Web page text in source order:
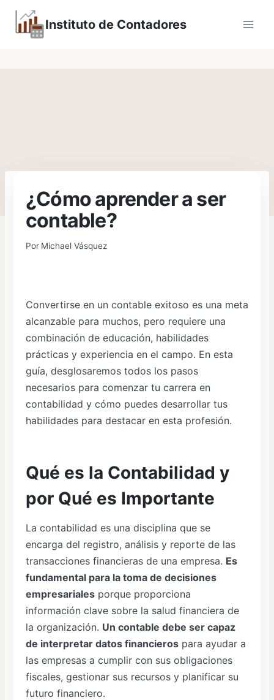
Saltar
contenido
Instituto de Contadores
¿Cómo aprender a ser
contable?
Por Michael Vásquez
Convertirse en un contable exitoso es una meta
alcanzable para muchos, pero requiere una
combinación de educación, habilidades
prácticas y experiencia en el campo. En esta
guía, desglosaremos todos los pasos
necesarios para comenzar tu carrera en
contabilidad y cómo puedes desarrollar tus
habilidades para destacar en esta profesión.
Qué es la Contabilidad y
por Qué es Importante
La contabilidad es una disciplina que se
encarga del registro, análisis y reporte de las
transacciones financieras de una empresa. Es
fundamental para la toma de decisiones
empresariales porque proporciona
información clave sobre la salud financiera de
la organización. Un contable debe ser capaz
de interpretar datos financieros para ayudar a
las empresas a cumplir con sus obligaciones
fiscales, gestionar sus recursos y planificar su
futuro financiero.